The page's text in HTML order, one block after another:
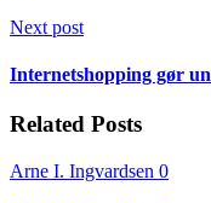
Next post
Internetshopping gør
Related Posts
Arne I. Ingvardsen 0